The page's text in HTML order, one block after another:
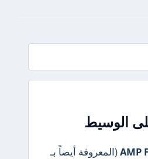
الوسيط
AMP(المعروفة أيضاً بـ